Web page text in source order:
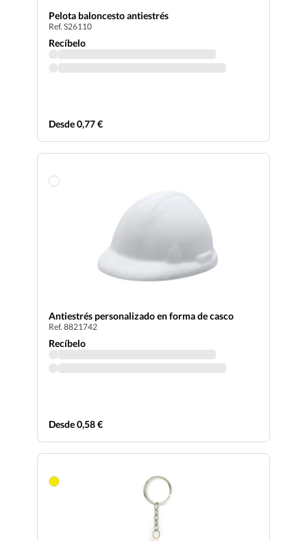
Pelota baloncesto antiestrés
Ref. S26110
Recíbelo
Desde 0,77 €
Antiestrés personalizado en forma de casco
Ref. 8821742
Recíbelo
Desde 0,58 €